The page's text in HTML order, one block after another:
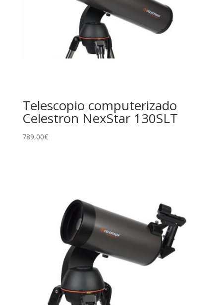
Telescopio computerizado
Celestron NexStar 130SLT
789,00€